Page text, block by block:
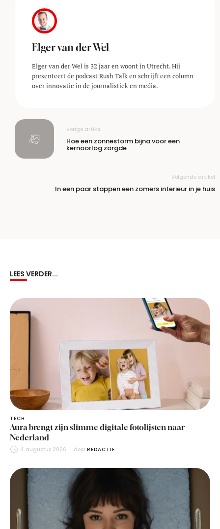
Elger van der Wel
Elger van der Wel is 32 jaar en woont in Utrecht. Hij
presenteert de podcast Rush Talk en schrijft een column
over innovatie in de journalistiek en media.
Vorige artikel
Hoe een zonnestorm bijna voor een
kernoorlog zorgde
Volgende artikel
In een paar stappen een zomers interieur in je huis
LEES VERDER...
TECH
Aura brengt zijn slimme digitale fotolijsten naar
Nederland
4 augustus 2026 door REDACTIE